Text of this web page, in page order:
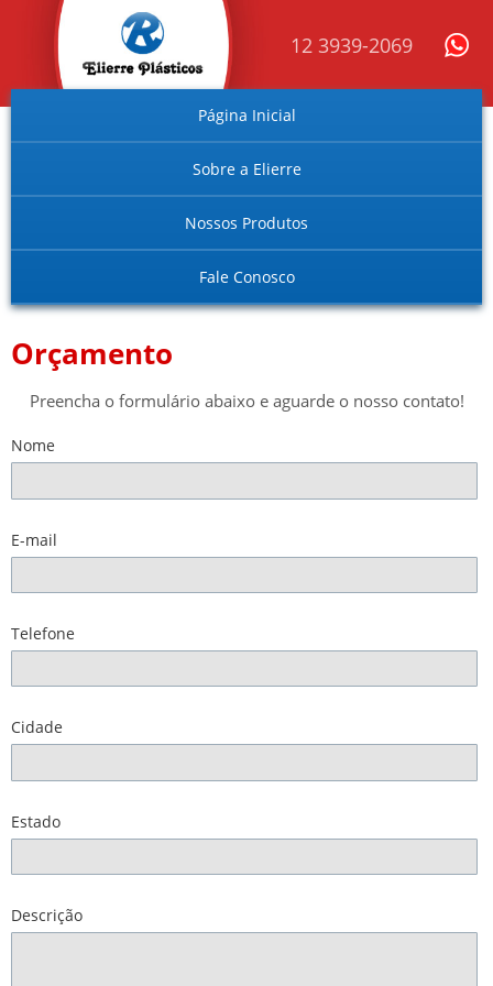
12 3939-2069
Página Inicial
Sobre a Elierre
Nossos Produtos
Fale Conosco
Orçamento
Preencha o formulário abaixo e aguarde o nosso contato!
Nome
E-mail
Telefone
Cidade
Estado
Descrição